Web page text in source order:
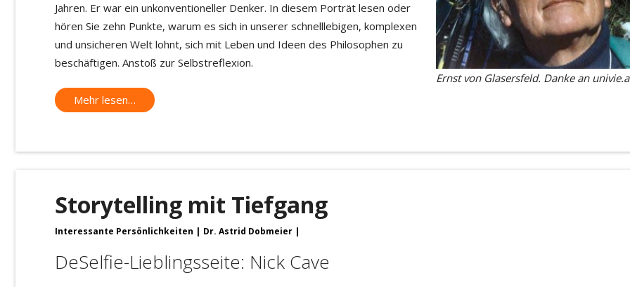
Ernst von Glasersfeld. Danke an
Jahren. Er war ein unkonventioneller Denker. In diesem Porträt lesen oder
hören Sie zehn Punkte, warum es sich in unserer schnelllebigen, komplexen
und unsicheren Welt lohnt, sich mit Leben und Ideen des Philosophen zu
beschäftigen. Anstoß zur Selbstreflexion.
Mehr lesen…
Storytelling mit Tiefgang
Interessante Persönlichkeiten Dr. Astrid Dobmeier
DeSelfie-Lieblingsseite: Nick Cave